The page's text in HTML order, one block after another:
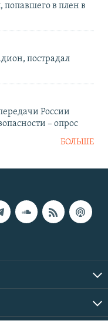
в плен в
пострадал
России
– опрос
БОЛЬШЕ